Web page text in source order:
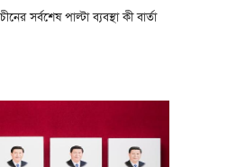
সর্বশেষ পাল্টা ব্যবস্থা কী বার্তা